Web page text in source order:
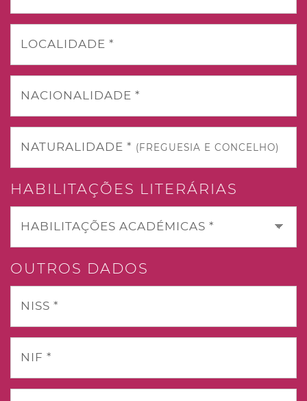
LOCALIDADE *
NACIONALIDADE *
NATURALIDADE * (FREGUESIA E CONCELHO)
HABILITAÇÕES LITERÁRIAS
HABILITAÇÕES ACADÉMICAS *
OUTROS DADOS
NISS *
NIF *